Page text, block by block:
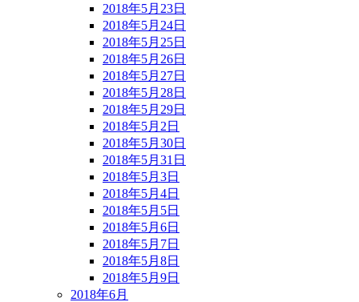
2018年5月23日
2018年5月24日
2018年5月25日
2018年5月26日
2018年5月27日
2018年5月28日
2018年5月29日
2018年5月2日
2018年5月30日
2018年5月31日
2018年5月3日
2018年5月4日
2018年5月5日
2018年5月6日
2018年5月7日
2018年5月8日
2018年5月9日
2018年6月